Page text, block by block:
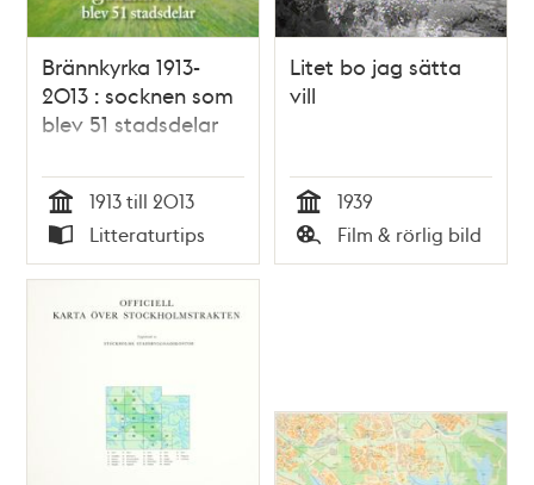
Brännkyrka 1913-
2013 : socknen som
blev 51 stadsdelar
Tid
1913 till 2013
Typ
Litteraturtips
Litet bo jag sätta
vill
Tid
1939
Typ
Film & rörlig bild